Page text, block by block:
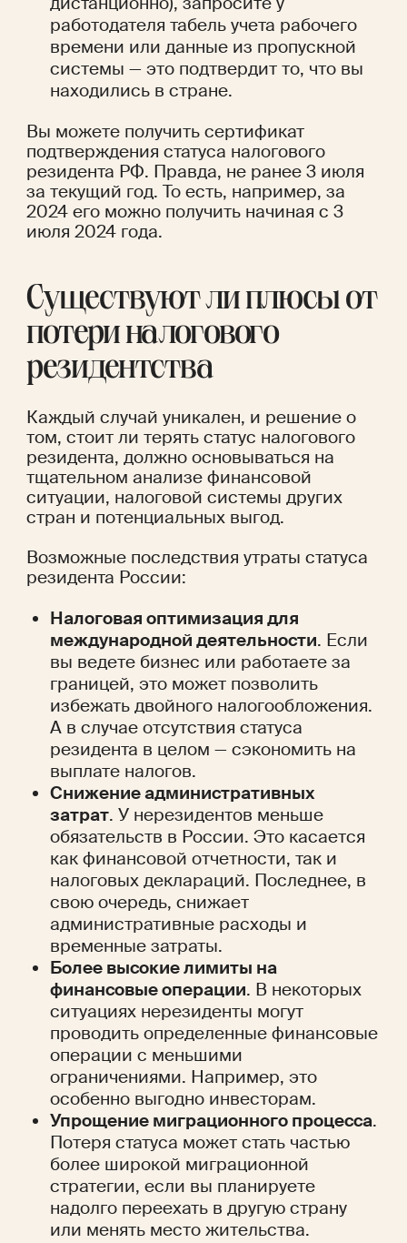
работодателя табель учета рабочего
времени или данные из пропускной
системы — это подтвердит то, что вы
находились в стране.
Вы можете получить сертификат
подтверждения статуса налогового
резидента РФ. Правда, не ранее 3 июля
за текущий год. То есть, например, за
2024 его можно получить начиная с 3
июля 2024 года.
Существуют ли плюсы от
потери налогового
резидентства
Каждый случай уникален, и решение о
том, стоит ли терять статус налогового
резидента, должно основываться на
тщательном анализе финансовой
ситуации, налоговой системы других
стран и потенциальных выгод.
Возможные последствия утраты статуса
резидента России:
Налоговая оптимизация для
международной деятельности. Если
вы ведете бизнес или работаете за
границей, это может позволить
избежать двойного налогообложения.
А в случае отсутствия статуса
резидента в целом — сэкономить на
выплате налогов.
Снижение административных
затрат. У нерезидентов меньше
обязательств в России. Это касается
как финансовой отчетности, так и
налоговых деклараций. Последнее, в
свою очередь, снижает
административные расходы и
временные затраты.
Более высокие лимиты на
финансовые операции. В некоторых
ситуациях нерезиденты могут
проводить определенные финансовые
операции с меньшими
ограничениями. Например, это
особенно выгодно инвесторам.
Упрощение миграционного процесса.
Потеря статуса может стать частью
более широкой миграционной
стратегии, если вы планируете
надолго переехать в другую страну
или менять место жительства.